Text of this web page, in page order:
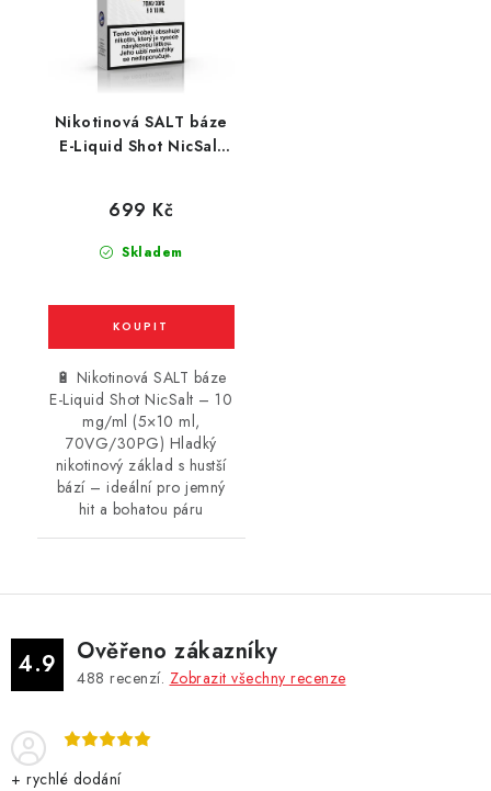
Nikotinová SALT báze
E-Liquid Shot NicSalt
Skladem
699 Kč
🔋 Nikotinová SALT báze
E-Liquid Shot NicSalt – 10
mg/ml (5×10 ml,
70VG/30PG) Hladký
nikotinový základ s hustší
bází – ideální pro jemný
hit a bohatou páru
4.9 Ověřeno zákazníky
488 recenzí. Zobrazit všechny recenze
+ rychlé dodání